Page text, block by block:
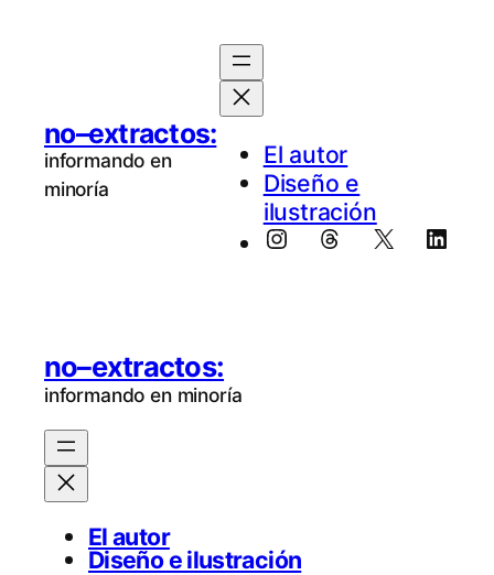
no–extractos:
informando en
minoría
El au­tor
Diseño e
ilustración
Instagram
Threads
X
no–extractos:
informando en minoría
El autor
Diseño e ilustración